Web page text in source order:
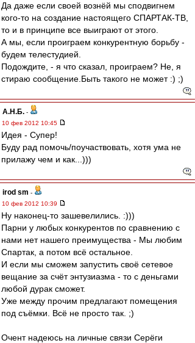
Да даже если своей вознёй мы сподвигнем
кого-то на создание настоящего СПАРТАК-ТВ,
то и в принципе все выиграют от этого.
А мы, если проиграем конкурентную борьбу -
будем телестудией.
Подождите, - я что сказал, проиграем? Не, я
стираю сообщение.Быть такого не может :) ;)
А.Н.Б. -
10 фев 2012 10:45
Идея - Супер!
Буду рад помочь/поучаствовать, хотя ума не
прилажу чем и как...)))
irod sm -
10 фев 2012 10:39
Ну наконец-то зашевелились. :)))
Парни у любых конкурентов по сравнению с
нами нет нашего преимущества - Мы любим
Спартак, а потом всё остальное.
И если мы сможем запустить своё сетевое
вещание за счёт энтузиазма - то с деньгами
любой дурак сможет.
Уже между прочим предлагают помещения
под съёмки. Всё не просто так. ;)
Очент надеюсь на личные связи Серёги